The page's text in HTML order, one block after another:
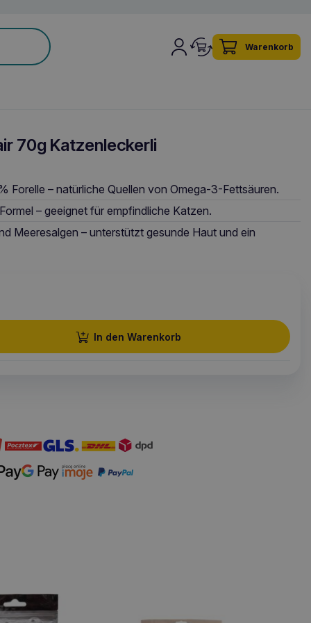
Warenkorb
70g Katzenleckerli
Forelle – natürliche Quellen von Omega-3-Fettsäuren.
– geeignet für empfindliche Katzen.
Meeresalgen – unterstützt gesunde Haut und ein
In den Warenkorb